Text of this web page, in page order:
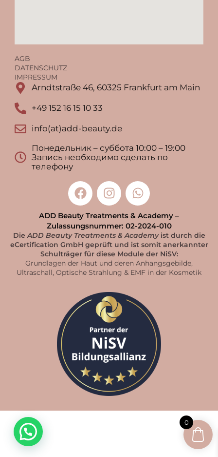
AGB
DATENSCHUTZ
IMPRESSUM
Arndtstraße 46, 60325 Frankfurt am Main
+49 152 16 15 10 33
info(at)add-beauty.de
Понедельник – суббота 10:00 – 19:00
Запись необходимо сделать по
телефону
ADD Beauty Treatments & Academy –
Zulassungsnummer: 02-2024-010
Die ADD Beauty Treatments & Academyist durch die
eCertification GmbH geprüft und ist somit anerkannter
Schulträger für diese Module der NiSV:
Grundlagen der Haut und deren Anhangsgebilde,
Ultraschall, Optische Strahlung & EMF in der Kosmetik
0